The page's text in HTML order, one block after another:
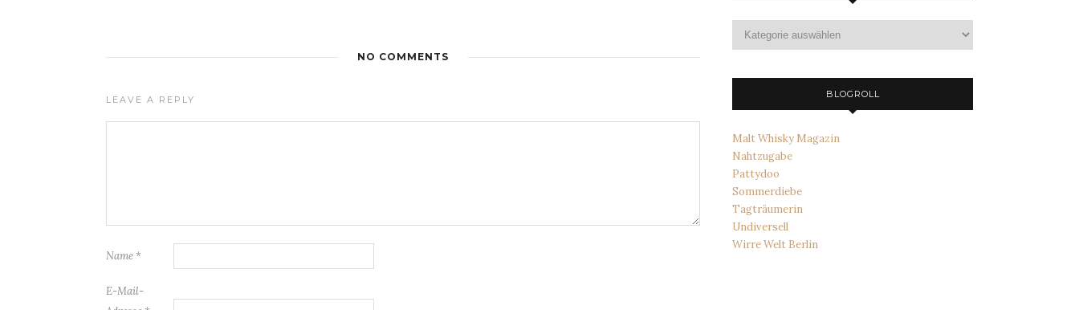
NO COMMENTS
LEAVE A REPLY
Name *
E-Mail-
Themen
BLOGROLL
Malt Whisky Magazin
Nahtzugabe
Pattydoo
Sommerdiebe
Tagträumerin
Undiversell
Wirre Welt Berlin